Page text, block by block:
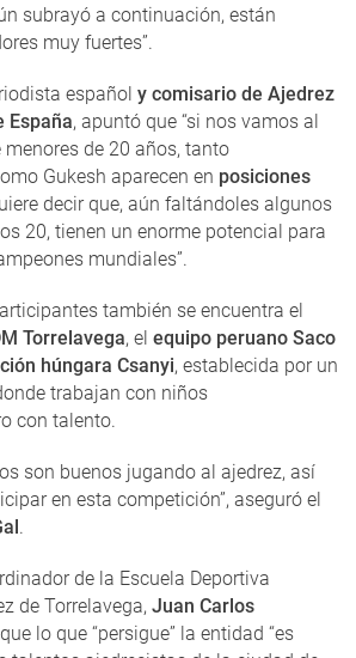
subrayó a continuación, están
muy fuertes”.
español y comisario de Ajedrez
España, apuntó que “si nos vamos al
de 20 años, tanto
Gukesh aparecen en posiciones
decir que, aún faltándoles algunos
20, tienen un enorme potencial para
mundiales”.
también se encuentra el
Torrelavega, el equipo peruano Saco
húngara Csanyi, establecida por un
trabajan con niños
con talento.
son buenos jugando al ajedrez, así
en esta competición”, aseguró el
.
de la Escuela Deportiva
de Torrelavega, Juan Carlos
lo que “persigue” la entidad “es